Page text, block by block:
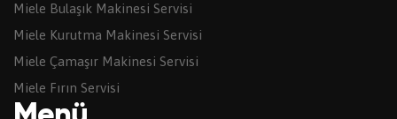
Miele Bulaşık Makinesi Servisi
Miele Kurutma Makinesi Servisi
Miele Çamaşır Makinesi Servisi
Miele Fırın Servisi